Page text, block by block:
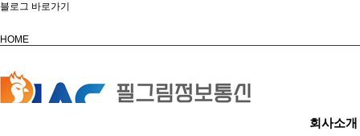
블로그 바로가기
HOME
회사소개